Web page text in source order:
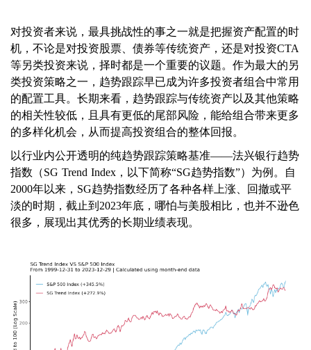
对投资者来说，最具挑战性的事之一就是把握资产配置的时
机，不论是对投资股票、债券等传统资产，还是对投资CTA
等另类投资来说，择时都是一个重要的议题。作为最大的另
类投资策略之一，趋势跟踪早已成为许多投资者组合中常用
的配置工具。长期来看，趋势跟踪与传统资产以及其他策略
的相关性较低，且具有更低的尾部风险，能给组合带来更多
的多样化机会，从而提高投资组合的整体回报。
以行业内公开透明的纯趋势跟踪策略基准——法兴银行趋势
指数（SG Trend Index，以下简称“SG趋势指数”）为例。自
2000年以来，SG趋势指数经历了各种各样上涨、回撤或平
淡的时期，截止到2023年底，哪怕与美股相比，也并不逊色
很多，展现出其优秀的长期业绩表现。